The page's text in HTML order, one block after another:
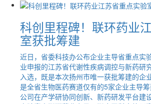
科创里程碑！联环药业
室获批筹建
近日，省委科技办公布企业主导省重点实
业申报的江苏省代谢性疾病调控与新药研
入选，既是本次扬州市唯一获批筹建的企
是全省生物医药赛道仅有的5家企业主导
公司在产学研协同创新、新药研发平台建